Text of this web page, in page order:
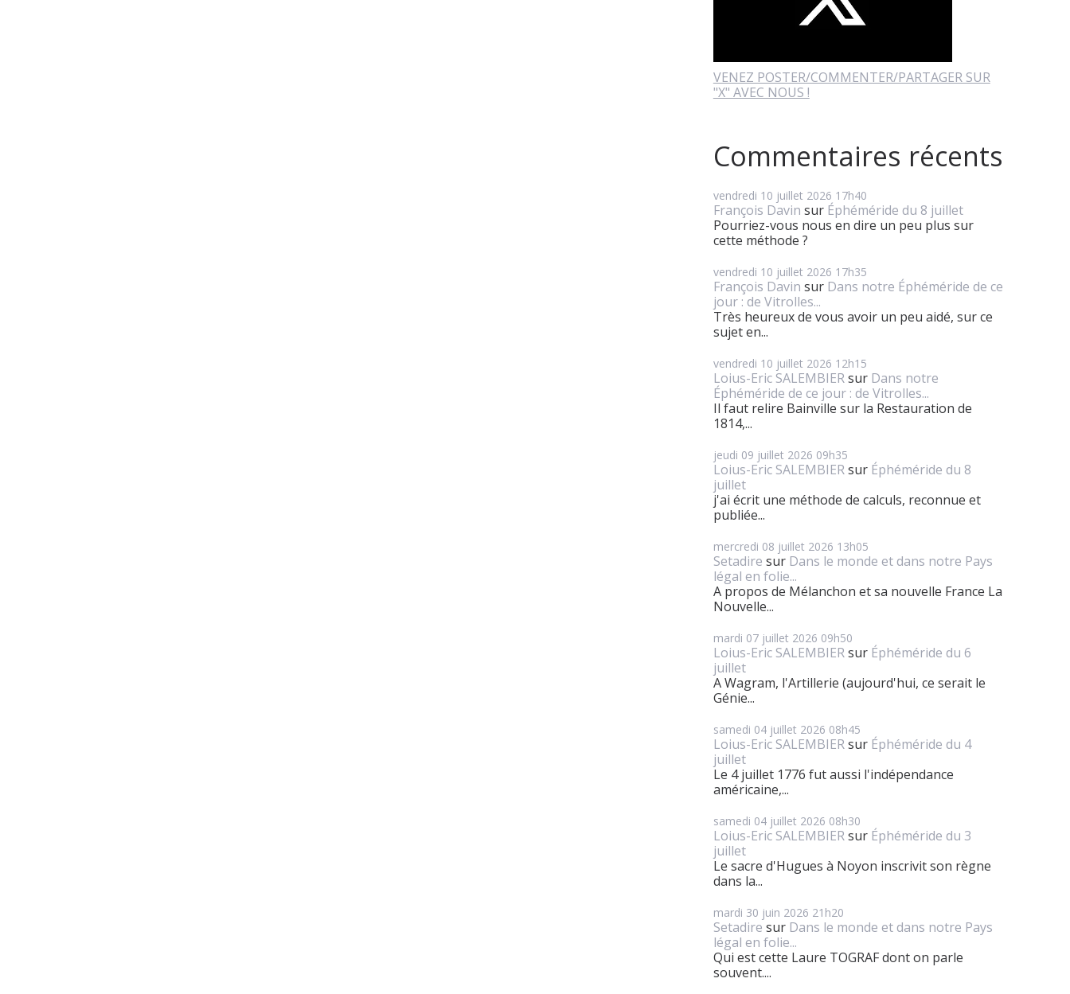
VENEZ POSTER/COMMENTER/PARTAGER SUR
"X" AVEC NOUS !
Commentaires récents
vendredi 10 juillet 2026 17h40
François Davin sur Éphéméride du 8 juillet
Pourriez-vous nous en dire un peu plus sur
cette méthode ?
vendredi 10 juillet 2026 17h35
François Davin sur Dans notre Éphéméride de ce
jour : de Vitrolles...
Très heureux de vous avoir un peu aidé, sur ce
sujet en...
vendredi 10 juillet 2026 12h15
Loius-Eric SALEMBIERsur Dans notre
Éphéméride de ce jour : de Vitrolles...
Il faut relire Bainville sur la Restauration de
1814,...
jeudi 09 juillet 2026 09h35
Loius-Eric SALEMBIERsur Éphéméride du 8
juillet
j'ai écrit une méthode de calculs, reconnue et
publiée...
mercredi 08 juillet 2026 13h05
Setadire sur Dans le monde et dans notre Pays
légal en folie...
A propos de Mélanchon et sa nouvelle France La
Nouvelle...
mardi 07 juillet 2026 09h50
Loius-Eric SALEMBIERsur Éphéméride du 6
juillet
A Wagram, l'Artillerie (aujourd'hui, ce serait le
Génie...
samedi 04 juillet 2026 08h45
Loius-Eric SALEMBIERsur Éphéméride du 4
juillet
Le 4 juillet 1776 fut aussi l'indépendance
américaine,...
samedi 04 juillet 2026 08h30
Loius-Eric SALEMBIERsur Éphéméride du 3
juillet
Le sacre d'Hugues à Noyon inscrivit son règne
dans la...
mardi 30 juin 2026 21h20
Setadire sur Dans le monde et dans notre Pays
légal en folie...
Qui est cette Laure TOGRAF dont on parle
souvent....